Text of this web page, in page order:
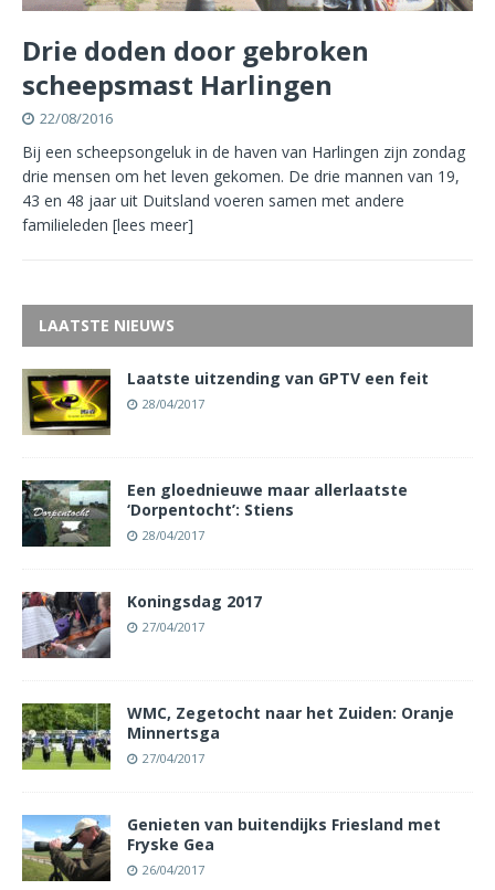
Drie doden door gebroken
scheepsmast Harlingen
22/08/2016
Bij een scheepsongeluk in de haven van Harlingen zijn zondag
drie mensen om het leven gekomen. De drie mannen van 19,
43 en 48 jaar uit Duitsland voeren samen met andere
familieleden [lees meer]
LAATSTE NIEUWS
Laatste uitzending van GPTV een feit
28/04/2017
Een gloednieuwe maar allerlaatste
‘Dorpentocht’: Stiens
28/04/2017
Koningsdag 2017
27/04/2017
WMC, Zegetocht naar het Zuiden: Oranje
Minnertsga
27/04/2017
Genieten van buitendijks Friesland met
Fryske Gea
26/04/2017